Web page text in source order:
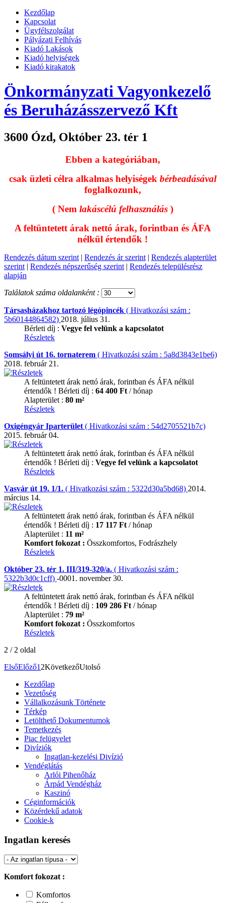
Kezdőlap
Kapcsolat
Ügyfélszolgálat
Pályázati Felhívás
Kiadó Lakások
Kiadó helyiségek
Kiadó kirakatok
Önkormányzati Vagyonkezelő
és Beruházásszervező Kft
3600 Ózd, Október 23. tér 1
Ebben a kategóriában,
csak üzleti célra alkalmas helyiségek bérbeadásával
foglalkozunk,
( Nem lakáscélú felhasználás)
A feltüntetett árak nettó árak, forintban és ÁFA
nélkül értendők !
Rendezés dátum szerint | Rendezés ár szerint | Rendezés alapterület
szerint | Rendezés népszerűség szerint | Rendezés településrész
alapján
Találatok száma oldalanként :
Társasházakhoz tartozó légópincék ( Hivatkozási szám :
5b60144864582) 2018. július 31.
Bérleti díj : Vegye fel velünk a kapcsolatot
Részletek
Somsályi út 16. tornaterem ( Hivatkozási szám : 5a8d3843e1be6)
2018. február 21.
A feltüntetett árak nettó árak, forintban és ÁFA nélkül
értendők ! Bérleti díj : 64 400 Ft / hónap
Alapterület : 80 m²
Részletek
Oxigéngyár Iparterület ( Hivatkozási szám : 54d2705521b7c)
2015. február 04.
A feltüntetett árak nettó árak, forintban és ÁFA nélkül
értendők ! Bérleti díj : Vegye fel velünk a kapcsolatot
Részletek
Vasvár út 19. 1/1. ( Hivatkozási szám : 5322d30a5bd68) 2014.
március 14.
A feltüntetett árak nettó árak, forintban és ÁFA nélkül
értendők ! Bérleti díj : 17 117 Ft / hónap
Alapterület : 11 m²
Komfort fokozat : Összkomfortos, Fodrászhely
Részletek
Október 23. tér 1. III/319-320/a. ( Hivatkozási szám :
5322b3d0c1cff) -0001. november 30.
A feltüntetett árak nettó árak, forintban és ÁFA nélkül
értendők ! Bérleti díj : 109 286 Ft / hónap
Alapterület : 79 m²
Komfort fokozat : Összkomfortos
Részletek
2 / 2 oldal
ElsőElőző1 2KövetkezőUtolsó
Kezdőlap
Vezetőség
Vállalkozásunk Története
Térkép
Letölthető Dokumentumok
Temetkezés
Piac felügyelet
Divíziók
Ingatlan-kezelési Divízió
Vendéglátás
Arlói Pihenőház
Árpád Vendégház
Kaszinó
Céginformációk
Közérdekű adatok
Cookie-k
Ingatlan keresés
Komfort fokozat :
Komfortos